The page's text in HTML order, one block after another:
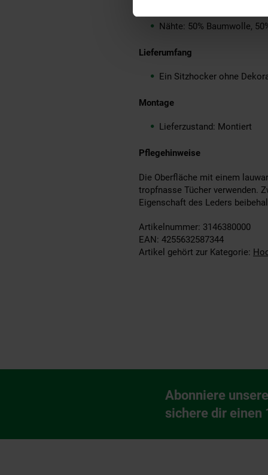
Nähte: 50% Baumwolle,
Lieferumfang
Ein Sitzhocker ohne
Montage
Lieferzustand: Montiert
Pflegehinweise
Die Oberfläche mit einem
tropfnasse Tücher verwenden.
Eigenschaft des Leders
Artikelnummer: 3146380000
EAN: 4255632587344
Artikel gehört zur Kategorie:
Newsletter
Abonniere
sichere dir einen